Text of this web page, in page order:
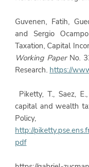
Guvenen, Fatih,
and Sergio
Taxation, Capital
Working Paper No.
Research. https://
Piketty, T., Saez,
capital and wealth
http://
pdf